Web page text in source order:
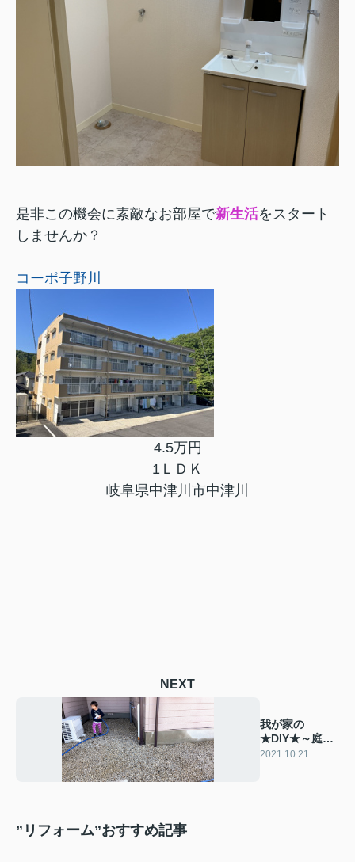
是非この機会に素敵なお部屋で新生活をスタート
しませんか？
コーポ子野川
4.5万円
1ＬＤＫ
岐阜県中津川市中津川
NEXT
我が家の
★DIY★～庭編
～
2021.10.21
”リフォーム”おすすめ記事